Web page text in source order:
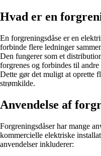
Hvad er en
En forgreningsdåse er en
forbinde flere ledninger
Den fungerer som et
forgrenes og forbindes til
Dette gør det muligt at oprette
strømkilde.
Anvendelse af
Forgreningsdåser har mange
kommercielle elektriske
anvendelser inkluderer: